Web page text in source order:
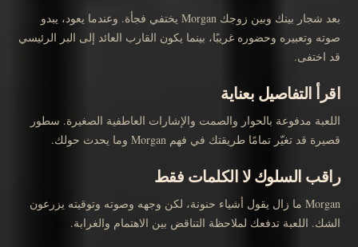
بعد شجار بينك وبين زوجك Morgan يختفي فجأة. وعندما يعود، يبدو
صوته وتعبيره وحضوره غريبًا، بينما يكون القارب العائد إلى البر الرئيسي
قد اختفى.
اقرأ التفاصيل بعناية
اللعبة مدفوعة بالحوار والصمت والإشارات العاطفية الصغيرة. سطور
قصيرة قد تغيّر تمامًا طريقتك في فهم Morgan وما يحدث حولك.
راقب السلوك لا الكلمات فقط
Morgan ما زال يقول أشياء حنونة، لكن وجهه وصوته وتوقيته يزرعون
الشك. اللعبة تدفعك لملاحظة التناقض بين الاهتمام والغرابة.